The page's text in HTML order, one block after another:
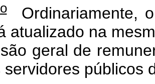
oOrdinariamente,
atualizado na
geral de
servidores públicos